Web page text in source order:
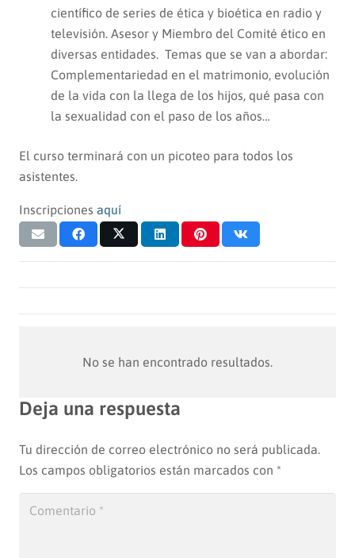
científico de series de ética y bioética en radio y
televisión. Asesor y Miembro del Comité ético en
diversas entidades. Temas que se van a abordar:
Complementariedad en el matrimonio, evolución
de la vida con la llega de los hijos, qué pasa con
la sexualidad con el paso de los años…
El curso terminará con un picoteo para todos los
asistentes.
Inscripciones aquí
No se han encontrado resultados.
Deja una respuesta
Tu dirección de correo electrónico no será publicada.
Los campos obligatorios están marcados con *